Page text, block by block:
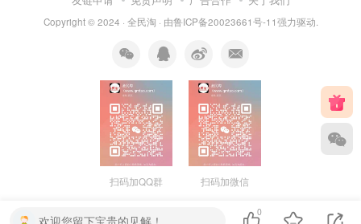
Copyright © 2024 · 全民淘 · 由鲁ICP备20023661号-11强力驱动.
扫码加QQ群 扫码加微信
欢迎您留下宝贵的见解！
0